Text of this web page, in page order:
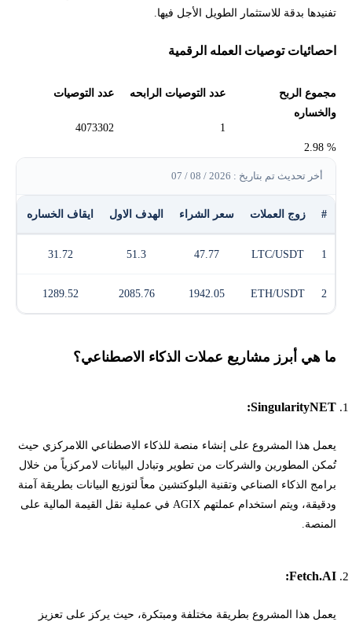
تفنيدها بدقة للاستثمار الطويل الأجل فيها.
احصائيات توصيات العمله الرقمية
مجموع الربح
والخساره
% 2.98
عدد التوصيات الرابحه
1
عدد التوصيات
4073302
أخر تحديث تم بتاريخ : 2026 / 08 / 07
# زوج العملات سعر الشراء الهدف الاول ايقاف الخساره
1
LTC/USDT
47.77
51.3
31.72
2
ETH/USDT
1942.05
2085.76
1289.52
ما هي أبرز مشاريع عملات الذكاء الاصطناعي؟
SingularityNET:
يعمل هذا المشروع على إنشاء منصة للذكاء الاصطناعي اللامركزي حيث
تُمكن المطورين والشركات من تطوير وتبادل البيانات لامركزياً من خلال
برامج الذكاء الصناعي وتقنية البلوكتشين معاً لتوزيع البيانات بطريقة آمنة
ودقيقة، ويتم استخدام عملتهم AGIX في عملية نقل القيمة المالية على
المنصة.
Fetch.AI:
يعمل هذا المشروع بطريقة مختلفة ومبتكرة، حيث يركز على تعزيز